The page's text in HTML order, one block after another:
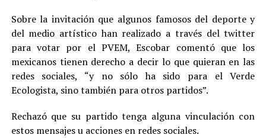
Sobre la invitación que algunos famosos del deporte y
del medio artístico han realizado a través del twitter
para votar por el PVEM, Escobar comentó que los
mexicanos tienen derecho a decir lo que quieran en las
redes sociales, “y no sólo ha sido para el Verde
Ecologista, sino también para otros partidos”.
Rechazó que su partido tenga alguna vinculación con
estos mensajes u acciones en redes sociales.